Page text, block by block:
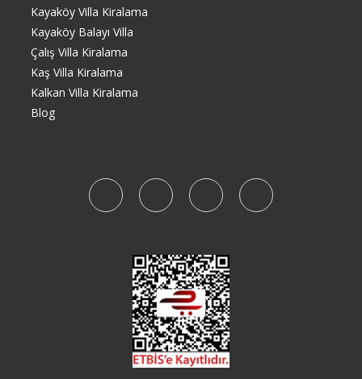
Kayaköy Villa Kiralama
Kayaköy Balayı Villa
Çalış Villa Kiralama
Kaş Villa Kiralama
Kalkan Villa Kiralama
Blog